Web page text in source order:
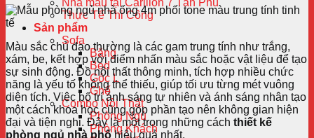
Nhà mẫu tại Carillon 7 Tân Phú
Thực Tế Thi Công
Sản phẩm
Sofa
Băng
Bed
Góc L
Ghế
Combo Nội Thất
Phòng Ngủ
Phòng Khách
Màu sắc chủ đạo thường là các gam trung tính như trắng,
xám, be, kết hợp với điểm nhấn màu sắc hoặc vật liệu để tạo
sự sinh động. Đồ nội thất thông minh, tích hợp nhiều chức
năng là yếu tố không thể thiếu, giúp tối ưu từng mét vuông
diện tích. Việc bố trí ánh sáng tự nhiên và ánh sáng nhân tạo
một cách khoa học cũng góp phần tạo nên không gian hiện
đại và tiện nghi. Đây là một trong những cách thiết kế
phòng ngủ nhà phốhiệu quả nhất.